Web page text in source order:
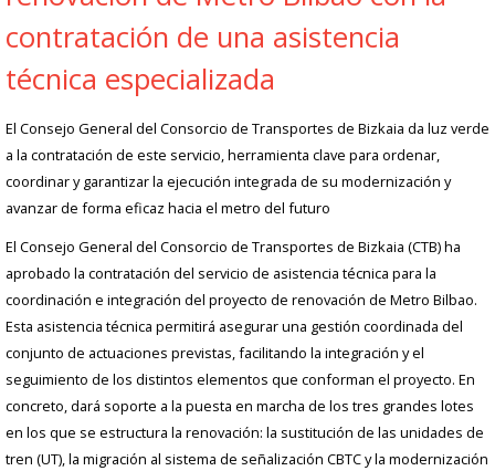
navegación
contratación de una asistencia
técnica especializada
El Consejo General del Consorcio de Transportes de Bizkaia da luz verde
a la contratación de este servicio, herramienta clave para ordenar,
coordinar y garantizar la ejecución integrada de su modernización y
avanzar de forma eficaz hacia el metro del futuro
El Consejo General del Consorcio de Transportes de Bizkaia (CTB) ha
aprobado la contratación del servicio de asistencia técnica para la
coordinación e integración del proyecto de renovación de Metro Bilbao.
Esta asistencia técnica permitirá asegurar una gestión coordinada del
conjunto de actuaciones previstas, facilitando la integración y el
seguimiento de los distintos elementos que conforman el proyecto. En
concreto, dará soporte a la puesta en marcha de los tres grandes lotes
en los que se estructura la renovación: la sustitución de las unidades de
tren (UT), la migración al sistema de señalización CBTC y la modernización